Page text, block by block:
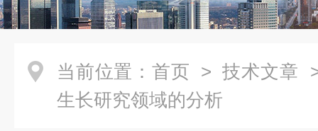
当前位置： 首页 > 技术文章
生长研究领域的分析